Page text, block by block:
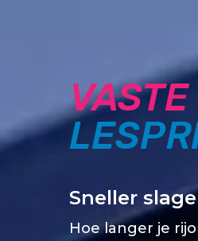
Sneller
Hoe langer je